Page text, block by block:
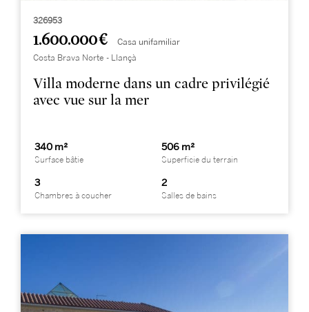
326953
1.600.000 € Casa unifamiliar
Costa Brava Norte - Llançà
Villa moderne dans un cadre privilégié
avec vue sur la mer
340 m²
Surface bâtie
506 m²
Superficie du terrain
3
Chambres à coucher
2
Salles de bains